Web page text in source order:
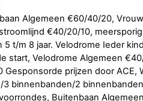
Algemeen €60/40/20,
€40/20/10,
5 t/m 8 jaar. Velodrome Ieder
start, Velodrome Algemeen
Gesponsorde prijzen door
3 binnenbanden/2 binnenbanden
Buitenbaan